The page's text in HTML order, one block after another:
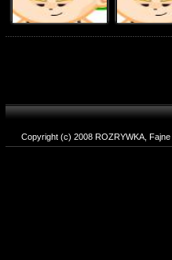
Copyright (c) 2008 ROZRYWKA,